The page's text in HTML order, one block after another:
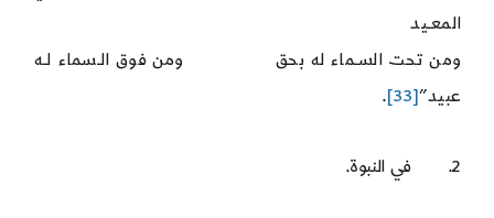
المعـيد
ومن تحت السـماء له بحق ومن فوق الـسماء لـه
عبيد”[33]
.
2. في النبوة.